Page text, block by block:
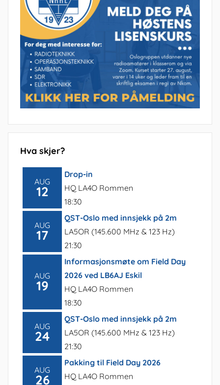
Hva skjer?
AUG
12
Drop-in
HQ LA4O Rommen
18:30
AUG
17
QST-Oslo med innsjekk på 2m
LA5OR (145.600 MHz & 123 Hz)
21:30
AUG
19
Informasjonsmøte om Field Day
2026 ved LB6AJ Eskil
HQ LA4O Rommen
18:30
AUG
24
QST-Oslo med innsjekk på 2m
LA5OR (145.600 MHz & 123 Hz)
21:30
AUG
26
Pakking til Field Day 2026
HQ LA4O Rommen